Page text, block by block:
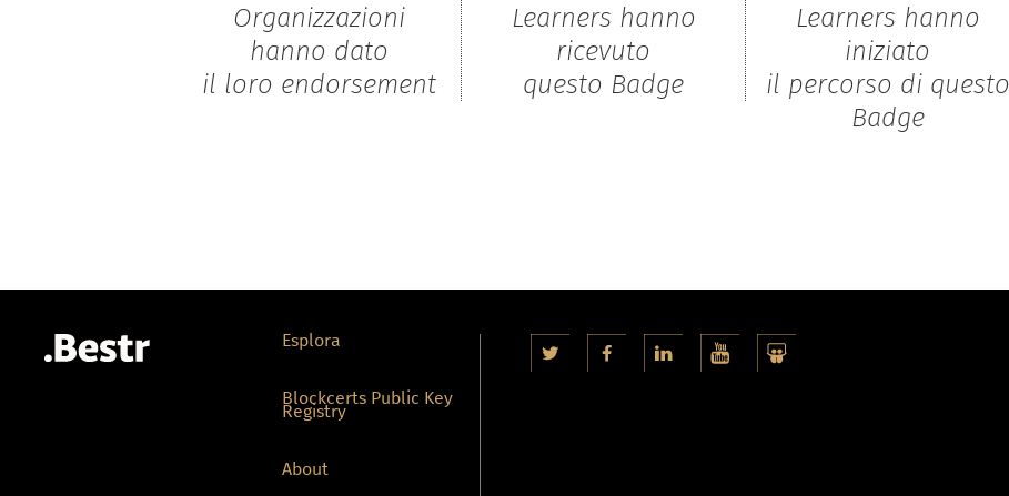
Organizzazioni
hanno dato
il loro endorsement
Learners hanno
ricevuto
questo Badge
Learners hanno
iniziato
il percorso di questo
Badge
Esplora
Blockcerts Public Key
Registry
About